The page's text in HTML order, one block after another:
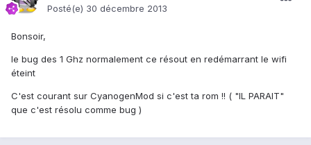
Posté(e) 30 décembre 2013
Bonsoir,
le bug des 1 Ghz normalement ce résout en redémarrant le wifi
éteint
C'est courant sur CyanogenMod si c'est ta rom !! ( "IL PARAIT"
que c'est résolu comme bug )